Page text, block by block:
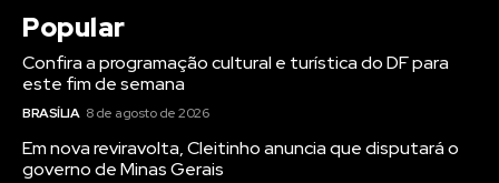
Popular
Confira a programação cultural e turística do DF para
este fim de semana
BRASÍLIA 8 de agosto de 2026
Em nova reviravolta, Cleitinho anuncia que disputará o
governo de Minas Gerais